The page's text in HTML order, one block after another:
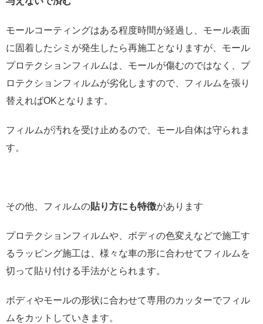
モールコーティングはある程度時間が経過し、モール表面
に固着したシミが発生したら再施工となりますが、モール
プロテクションフィルムは、モールが傷むのではなく、プ
ロテクションフィルムが劣化しますので、フィルムを張り
替えればOKとなります。
フィルムが汚れを受け止めるので、モール自体は守られま
す。
その他、フィルムの貼り方にも特徴があります
プロテクションフィルムや、ボディの色変えなどで施工す
るラッピング施工は、様々な車の形に合わせてフィルムを
切って貼り付ける手法がとられます。
ボディやモールの形状に合わせて専用のカッターでフィル
ムをカットしていきます。